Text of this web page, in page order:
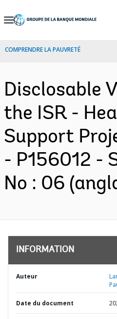
Skip
Navigation
COMPRENDRE LA PAUVRETÉ
Disclosable
the ISR -
Support
- P156012 -
No : 06
INFORMATION
Auteur
Date du document